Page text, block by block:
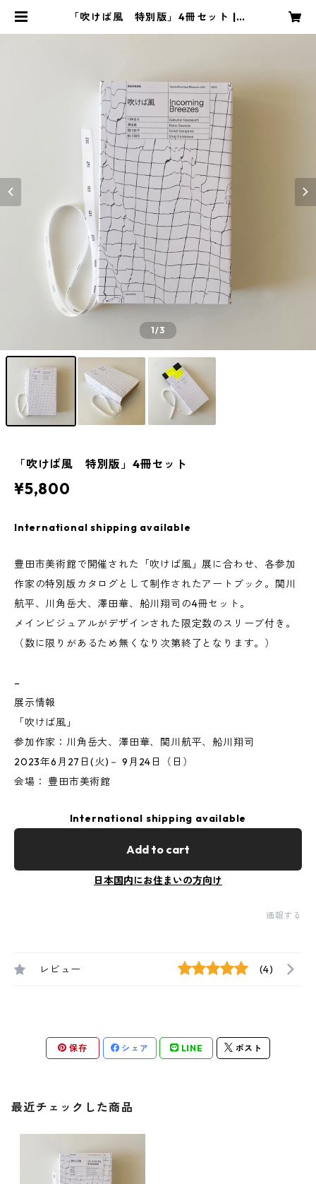
「吹けば風 特別版」4冊セット | o
1/3
「吹けば風 特別版」4冊セット
¥5,800
International shipping available
豊田市美術館で開催された「吹けば風」展に合わせ、各参加
作家の特別版カタログとして制作されたアートブック。関川
航平、川角岳大、澤田華、船川翔司の4冊セット。
メインビジュアルがデザインされた限定数のスリーブ付き。
（数に限りがあるため無くなり次第終了となります。）
–
展示情報
「吹けば風」
参加作家：川角岳大、澤田華、関川航平、船川翔司
2023年6月27日(火)－ 9月24日（日）
会場： 豊田市美術館
International shipping available
Add to cart
日本国内にお住まいの方向け
通報する
レビュー (4)
保存 シェア LINE ポスト
最近チェックした商品